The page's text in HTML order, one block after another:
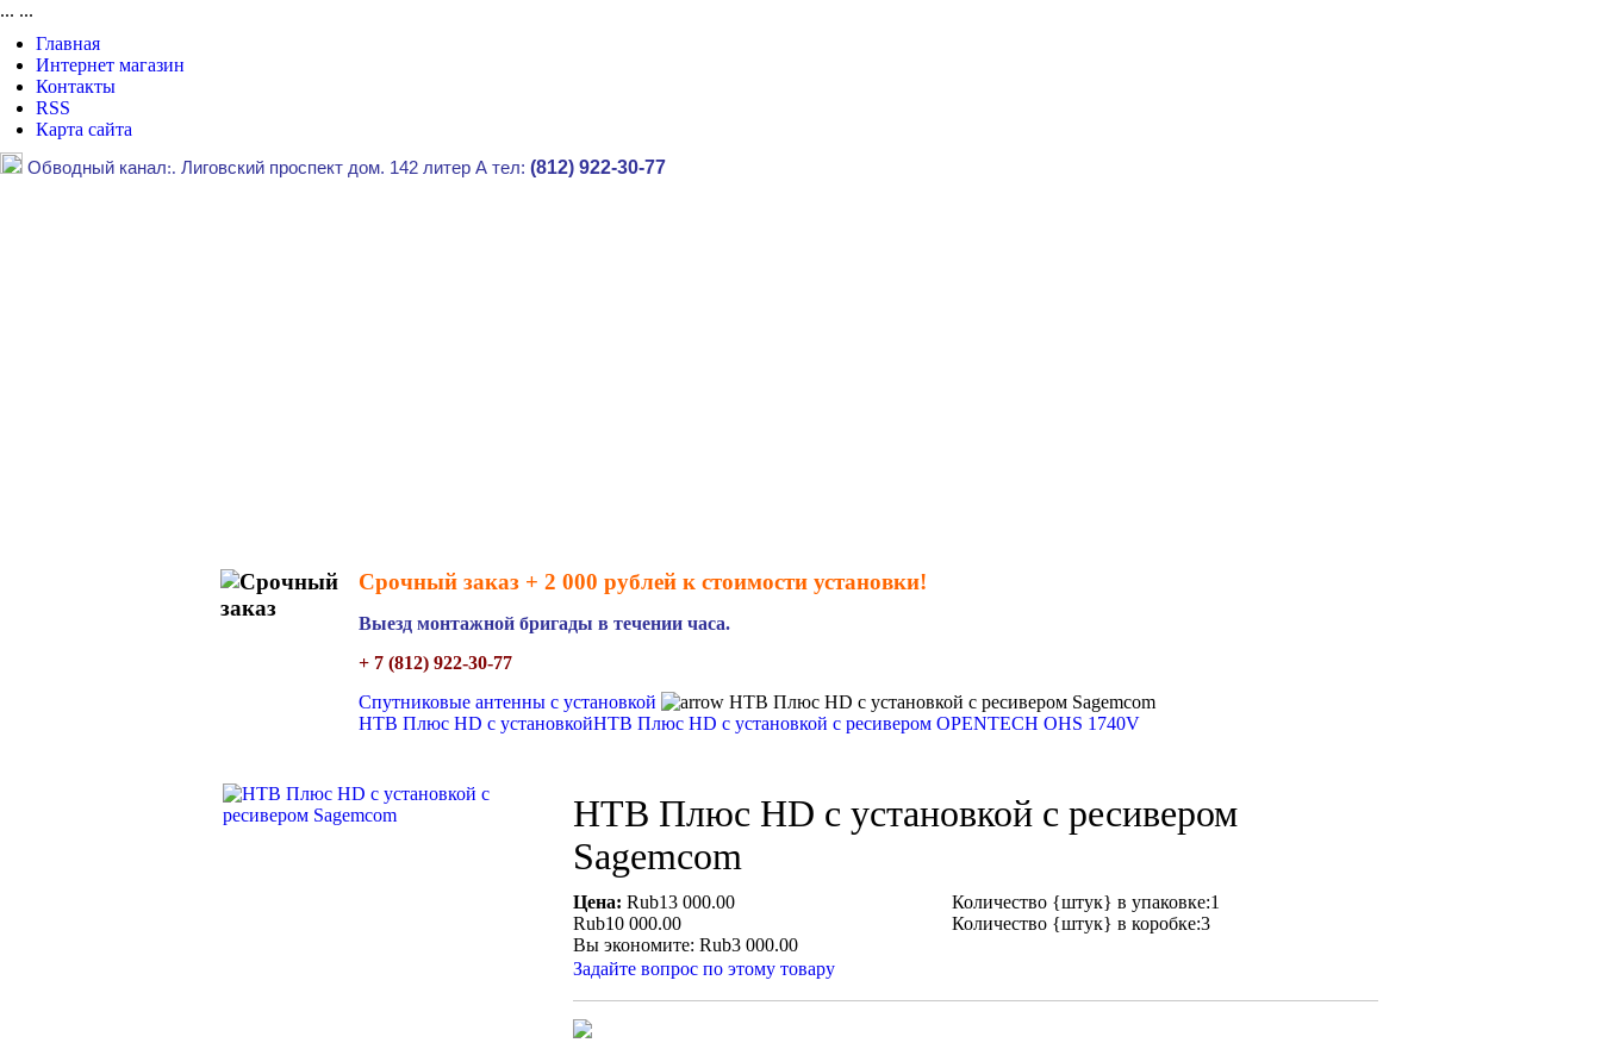
... ...
Главная
Интернет магазин
Контакты
RSS
Карта сайта
Обводный канал:. Лиговский проспект дом. 142 литер А тел: (812) 922-30-77
Срочный заказ + 2 000 рублей к стоимости установки!
Выезд монтажной бригады в течении часа.
+ 7 (812) 922-30-77
Спутниковые антенны с установкой
НТВ Плюс HD с установкой с ресивером Sagemcom
НТВ Плюс HD с установкойНТВ Плюс HD с установкой с ресивером OPENTECH OHS 1740V
НТВ Плюс HD с установкой с ресивером
Sagemcom
Цена: Rub13 000.00
Rub10 000.00
Вы экономите: Rub3 000.00
Количество {штук} в упаковке:1
Количество {штук} в коробке:3
Задайте вопрос по этому товару